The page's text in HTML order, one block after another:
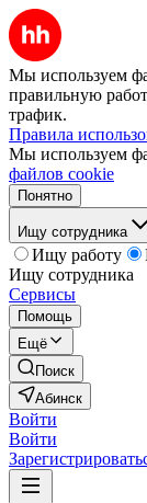
Мы используем
правильную
трафик.
Правила
Мы используем
файлов cookie
Понятно
Ищу сотрудника
Ищу работу
Ищу сотрудника
Сервисы
Помощь
Ещё
Поиск
Абинск
Войти
Войти